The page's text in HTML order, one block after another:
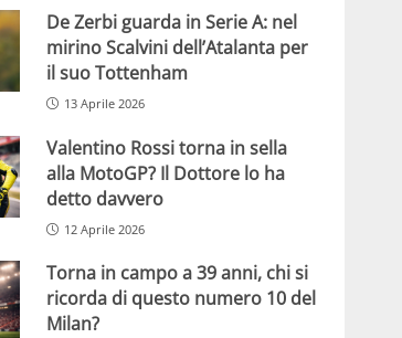
De Zerbi guarda in Serie A: nel
mirino Scalvini dell’Atalanta per
il suo Tottenham
13 Aprile 2026
Valentino Rossi torna in sella
alla MotoGP? Il Dottore lo ha
detto davvero
12 Aprile 2026
Torna in campo a 39 anni, chi si
ricorda di questo numero 10 del
Milan?